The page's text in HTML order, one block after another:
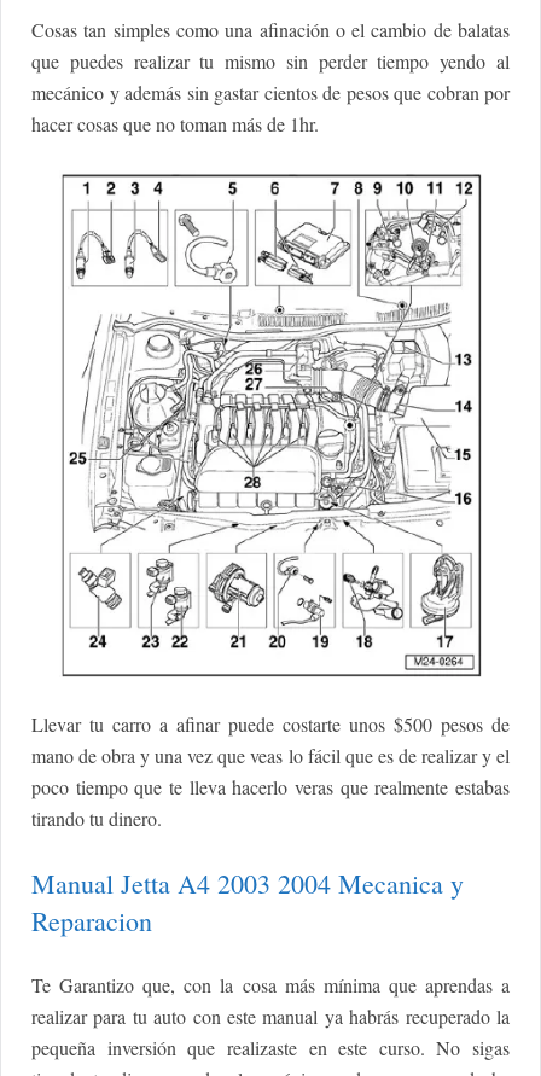
Cosas tan simples como una afinación o el cambio de balatas
que puedes realizar tu mismo sin perder tiempo yendo al
mecánico y además sin gastar cientos de pesos que cobran por
hacer cosas que no toman más de 1hr.
Llevar tu carro a afinar puede costarte unos $500 pesos de
mano de obra y una vez que veas lo fácil que es de realizar y el
poco tiempo que te lleva hacerlo veras que realmente estabas
tirando tu dinero.
Manual Jetta A4 2003 2004 Mecanica y
Reparacion
Te Garantizo que, con la cosa más mínima que aprendas a
realizar para tu auto con este manual ya habrás recuperado la
pequeña inversión que realizaste en este curso. No sigas